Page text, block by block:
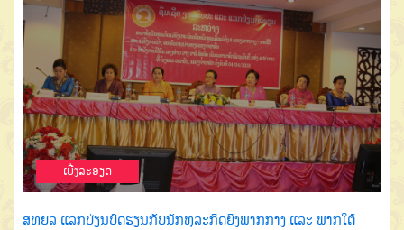
ເບີ່ງລະອຽດ
ສທຍລ ແລກປ່ຽນບົດຮຽນກັບນັກທຸລະກິດຍິງພາກກາງ ແລະ ພາກໃຕ້